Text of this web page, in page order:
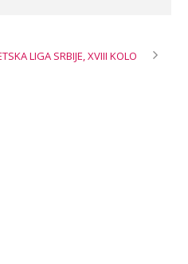
LIGA SRBIJE, XVIII KOLO